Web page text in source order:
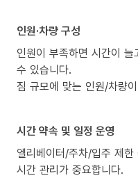
인원·차량 구성
인원이 부족하면 시간이
수 있습니다.
짐 규모에 맞는 인원/차량
시간 약속 및 일정 운영
엘리베이터/주차/입주 제
시간 관리가 중요합니다.